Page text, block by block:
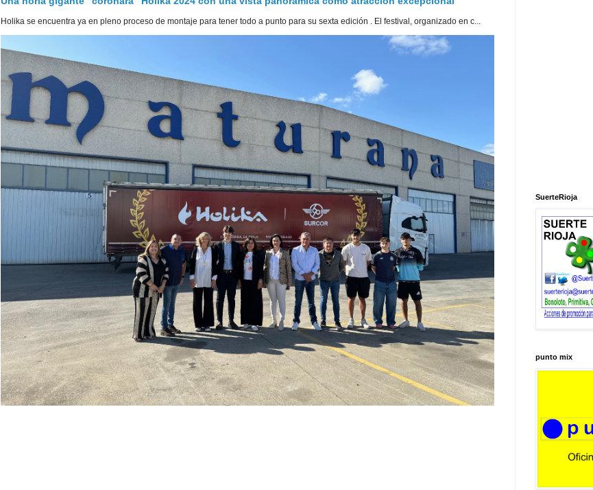
Holika se encuentra ya en pleno proceso de montaje para tener todo a punto para su sexta edición . El festival, organizado en c...
SuerteRioja
punto mix